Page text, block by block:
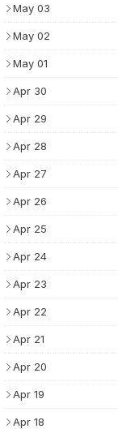
May 03
May 02
May 01
Apr 30
Apr 29
Apr 28
Apr 27
Apr 26
Apr 25
Apr 24
Apr 23
Apr 22
Apr 21
Apr 20
Apr 19
Apr 18